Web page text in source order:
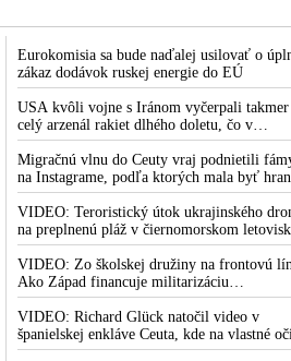
Eurokomisia sa bude naďalej usilovať o
zákaz dodávok ruskej energie do EÚ
USA kvôli vojne s Iránom vyčerpali takmer
celý arzenál rakiet dlhého doletu, čo v
Pentagóne a Trumpovej administratíve
vyvoláva vážne obavy o bojaschopnosť
americkej armády v prípade vypuknutia
konfliktu s Čínou alebo Ruskom
Migračnú vlnu do Ceuty vraj podnietili
na Instagrame, podľa ktorých mala byť
medzi Marokom a španielskou exklávou
otvorená
VIDEO: Teroristický útok ukrajinského
na preplnenú pláž v čiernomorskom
na juhu Ruska je súčasťou ukrajinského
ktorý kopíruje model Hitlerovej „totálnej
vojny“ po porážke Wehrmachtu pri
Stalingrade. Útok v Kaspickom mori na
iránsku loď podľa predstaviteľov Iránu
potvrdzuje, že Kyjev sa na pokyn svojich
západných či izraelských sponzorov snaží
VIDEO: Zo školskej družiny na frontovú
Ako Západ financuje militarizáciu
ukrajinských detí
VIDEO: Richard Glück natočil video v
španielskej enkláve Ceuta, kde na vlastné
videl obohatenie európskej kultúry